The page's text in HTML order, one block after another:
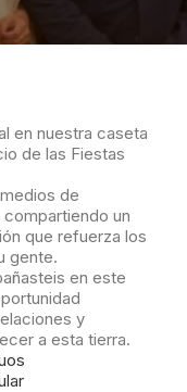
en nuestra caseta
de las Fiestas
de
un
que refuerza los
gente.
en este
y
a esta tierra.